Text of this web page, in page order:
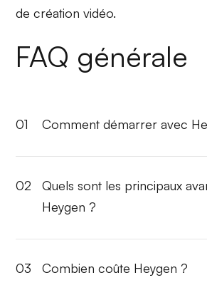
de création vidéo.
FAQ générale
01 Comment démarrer avec
02
Quels sont les principaux
Heygen ?
03 Combien coûte Heygen ?